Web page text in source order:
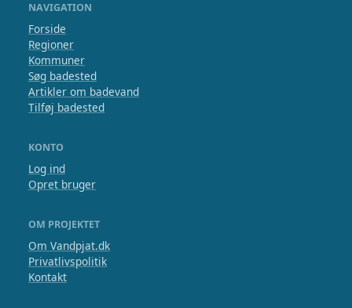
NAVIGATION
Forside
Regioner
Kommuner
Søg badested
Artikler om badevand
Tilføj badested
KONTO
Log ind
Opret bruger
OM PROJEKTET
Om Vandpjat.dk
Privatlivspolitik
Kontakt